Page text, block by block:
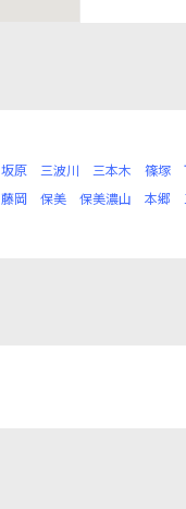
坂原 三波川 三本木 篠塚
藤岡 保美 保美濃山 本郷